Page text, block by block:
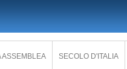
ASSEMBLEA SECOLO D'ITALIA